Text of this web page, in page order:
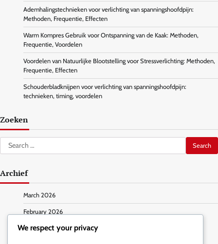
Ademhalingstechnieken voor verlichting van spanningshoofdpijn:
Methoden, Frequentie, Effecten
Warm Kompres Gebruik voor Ontspanning van de Kaak: Methoden,
Frequentie, Voordelen
Voordelen van Natuurlijke Blootstelling voor Stressverlichting: Methoden,
Frequentie, Effecten
Schouderbladknijpen voor verlichting van spanningshoofdpijn:
technieken, timing, voordelen
Zoeken
Search
for:
Archief
March 2026
February 2026
We respect your privacy